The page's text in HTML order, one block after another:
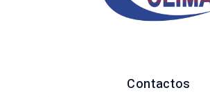
Contactos